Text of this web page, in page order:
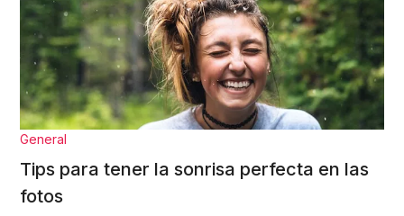
General
Tips para tener la sonrisa perfecta en las
fotos